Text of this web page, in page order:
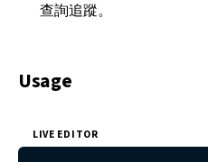
查詢追蹤。
Usage
LIVE EDITOR